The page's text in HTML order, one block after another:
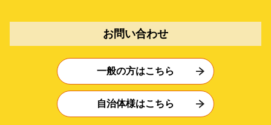
お問い合わせ
一般の方はこちら
自治体様はこちら